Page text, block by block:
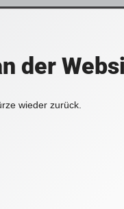
der
wieder zurück.